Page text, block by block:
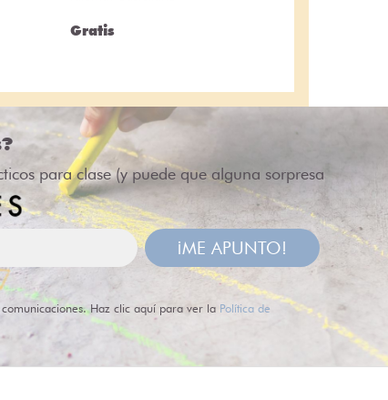
Gratis
para clase (y puede que alguna sorpresa
¡ME APUNTO!
Haz clic aquí para ver la Política de